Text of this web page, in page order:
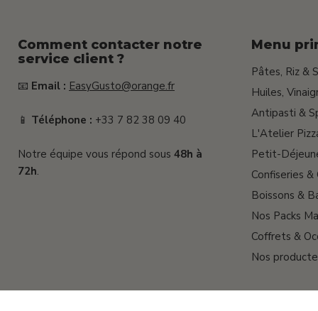
Comment contacter notre
service client ?
📧 Email : EasyGusto@orange.fr
📱 Téléphone : +33 7 82 38 09 40
Notre équipe vous répond sous 48h à
72h.
Menu
Pâtes, Riz &
Huiles,
Antipasti &
L'Atelier
Petit-
Confiseries
Boissons &
Nos Packs
Coffrets &
Nos